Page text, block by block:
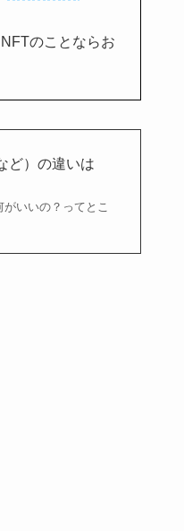
のことならお
ど）の違いは
いいの？ってとこ